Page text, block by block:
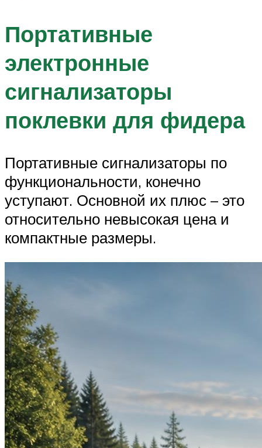
Портативные
электронные
сигнализаторы
поклевки для фидера
Портативные сигнализаторы по
функциональности, конечно
уступают. Основной их плюс – это
относительно невысокая цена и
компактные размеры.